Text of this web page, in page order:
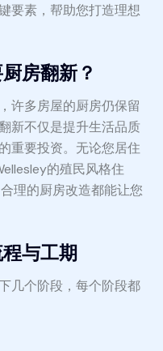
要素，帮助您打造理想
房翻新？
许多房屋的厨房仍保留
新不仅是提升生活品质
重要投资。无论您居住
的殖民风格住
理的厨房改造都能让您
与工期
几个阶段，每个阶段都